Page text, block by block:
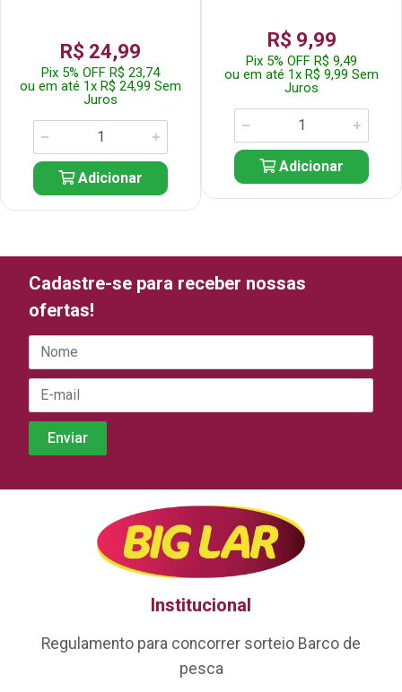
R$ 24,99
Pix 5% OFF R$ 23,74
ou em até 1x R$ 24,99 Sem
Juros
Adicionar
R$ 9,99
Pix 5% OFF R$ 9,49
ou em até 1x R$ 9,99 Sem
Juros
Adicionar
Cadastre-se para receber nossas
ofertas!
Institucional
Regulamento para concorrer sorteio Barco de
pesca